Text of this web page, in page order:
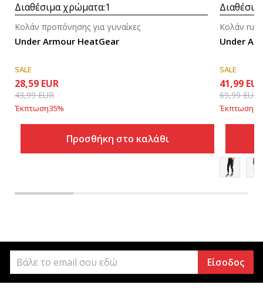
Διαθέσιμα χρώματα:1
Under Armour HeatGear
Κολάν προπόνησης για γυναίκες
SALE
28,59 EUR
43,99EUR
Έκπτωση35%
Προσθήκη στο καλάθι
Under
Κολάν
SALE
41,99 EUR
69,99EUR
Έκπτωση
Είσοδος